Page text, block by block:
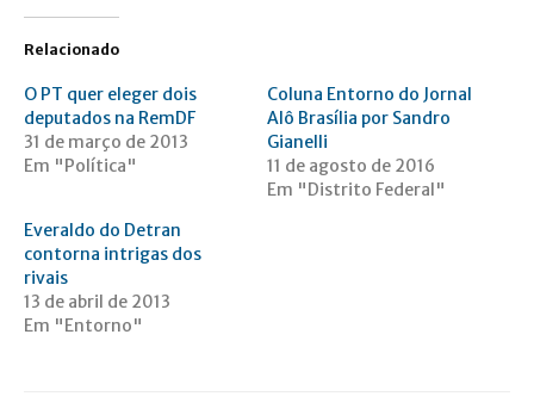
Relacionado
O PT quer eleger dois
deputados na RemDF
31 de março de 2013
Em "Política"
Coluna Entorno do Jornal
Alô Brasília por Sandro
Gianelli
11 de agosto de 2016
Em "Distrito Federal"
Everaldo do Detran
contorna intrigas dos
rivais
13 de abril de 2013
Em "Entorno"